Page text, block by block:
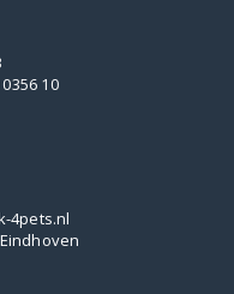
10
4pets.nl